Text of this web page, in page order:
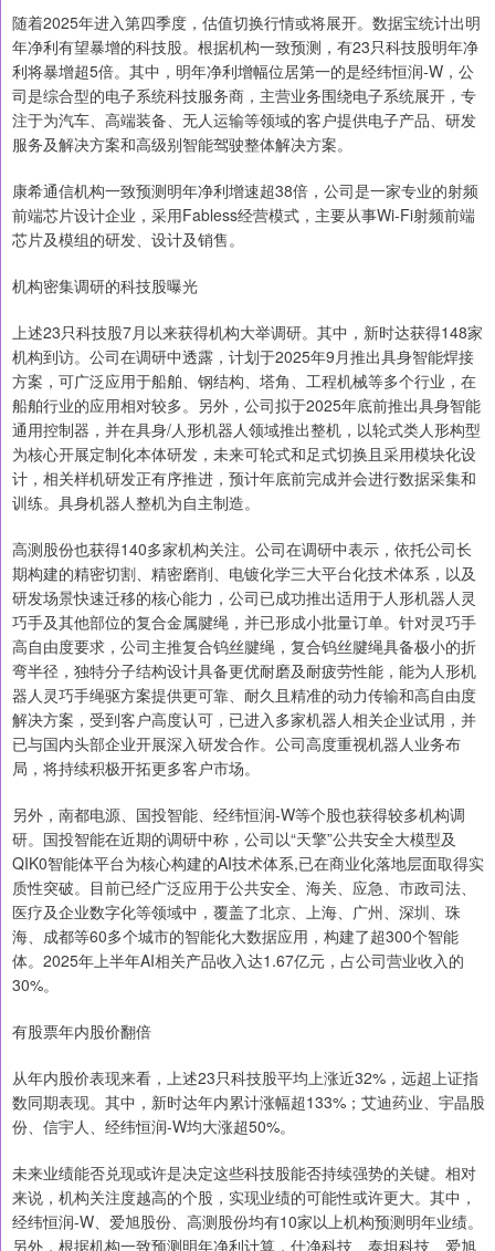
随着2025年进入第四季度，估值切换行情或将展开。数据宝统计出明
年净利有望暴增的科技股。根据机构一致预测，有23只科技股明年净
利将暴增超5倍。其中，明年净利增幅位居第一的是经纬恒润-W，公
司是综合型的电子系统科技服务商，主营业务围绕电子系统展开，专
注于为汽车、高端装备、无人运输等领域的客户提供电子产品、研发
服务及解决方案和高级别智能驾驶整体解决方案。
康希通信机构一致预测明年净利增速超38倍，公司是一家专业的射频
前端芯片设计企业，采用Fabless经营模式，主要从事Wi-Fi射频前端
芯片及模组的研发、设计及销售。
机构密集调研的科技股曝光
上述23只科技股7月以来获得机构大举调研。其中，新时达获得148家
机构到访。公司在调研中透露，计划于2025年9月推出具身智能焊接
方案，可广泛应用于船舶、钢结构、塔角、工程机械等多个行业，在
船舶行业的应用相对较多。另外，公司拟于2025年底前推出具身智能
通用控制器，并在具身/人形机器人领域推出整机，以轮式类人形构型
为核心开展定制化本体研发，未来可轮式和足式切换且采用模块化设
计，相关样机研发正有序推进，预计年底前完成并会进行数据采集和
训练。具身机器人整机为自主制造。
高测股份也获得140多家机构关注。公司在调研中表示，依托公司长
期构建的精密切割、精密磨削、电镀化学三大平台化技术体系，以及
研发场景快速迁移的核心能力，公司已成功推出适用于人形机器人灵
巧手及其他部位的复合金属腱绳，并已形成小批量订单。针对灵巧手
高自由度要求，公司主推复合钨丝腱绳，复合钨丝腱绳具备极小的折
弯半径，独特分子结构设计具备更优耐磨及耐疲劳性能，能为人形机
器人灵巧手绳驱方案提供更可靠、耐久且精准的动力传输和高自由度
解决方案，受到客户高度认可，已进入多家机器人相关企业试用，并
已与国内头部企业开展深入研发合作。公司高度重视机器人业务布
局，将持续积极开拓更多客户市场。
另外，南都电源、国投智能、经纬恒润-W等个股也获得较多机构调
研。国投智能在近期的调研中称，公司以“天擎”公共安全大模型及
QIK0智能体平台为核心构建的AI技术体系,已在商业化落地层面取得实
质性突破。目前已经广泛应用于公共安全、海关、应急、市政司法、
医疗及企业数字化等领域中，覆盖了北京、上海、广州、深圳、珠
海、成都等60多个城市的智能化大数据应用，构建了超300个智能
体。2025年上半年AI相关产品收入达1.67亿元，占公司营业收入的
30%。
有股票年内股价翻倍
从年内股价表现来看，上述23只科技股平均上涨近32%，远超上证指
数同期表现。其中，新时达年内累计涨幅超133%；艾迪药业、宇晶股
份、信宇人、经纬恒润-W均大涨超50%。
未来业绩能否兑现或许是决定这些科技股能否持续强势的关键。相对
来说，机构关注度越高的个股，实现业绩的可能性或许更大。其中，
经纬恒润-W、爱旭股份、高测股份均有10家以上机构预测明年业绩。
另外，根据机构一致预测明年净利计算，仕净科技、泰坦科技、爱旭